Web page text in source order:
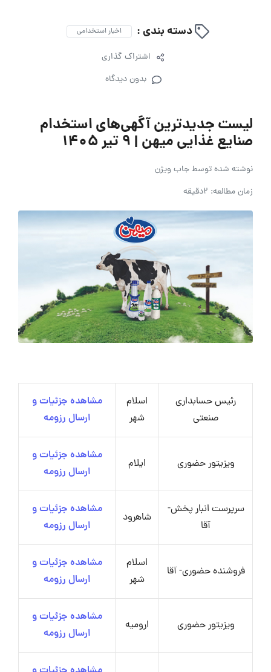
دسته بندی : اخبار استخدامی
اشتراک گذاری
بدون دیدگاه
لیست جدیدترین آگهی‌های استخدام
صنایع غذایی میهن | ۹ تیر ۱۴۰۵
نوشته شده توسطجاب ویژن
زمان مطالعه: 2دقیقه
رئیس حسابداری
صنعتی
اسلام
شهر
مشاهده جزئیات و
ارسال رزومه
ویزیتور حضوری ایلام
مشاهده جزئیات و
ارسال رزومه
سرپرست انبار پخش-
آقا
شاهرود
مشاهده جزئیات و
ارسال رزومه
فروشنده حضوری- آقا
اسلام
شهر
مشاهده جزئیات و
ارسال رزومه
ویزیتور حضوری ارومیه
مشاهده جزئیات و
ارسال رزومه